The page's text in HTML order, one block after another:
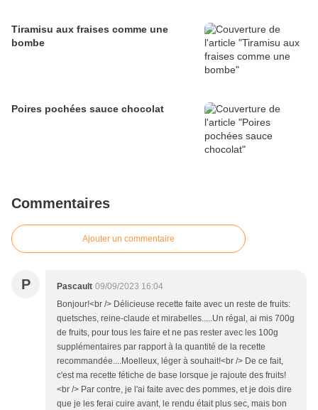
Tiramisu aux fraises comme une
bombe
Poires pochées sauce chocolat
Commentaires
Ajouter un commentaire
P Pascault 09/09/2023 16:04
Bonjour!<br /> Délicieuse recette faite avec un reste de fruits:
quetsches, reine-claude et mirabelles.....Un régal, ai mis 700g
de fruits, pour tous les faire et ne pas rester avec les 100g
supplémentaires par rapport à la quantité de la recette
recommandée....Moelleux, léger à souhait!<br /> De ce fait,
c'est ma recette fétiche de base lorsque je rajoute des fruits!
<br /> Par contre, je l'ai faite avec des pommes, et je dois dire
que je les ferai cuire avant, le rendu était plus sec, mais bon